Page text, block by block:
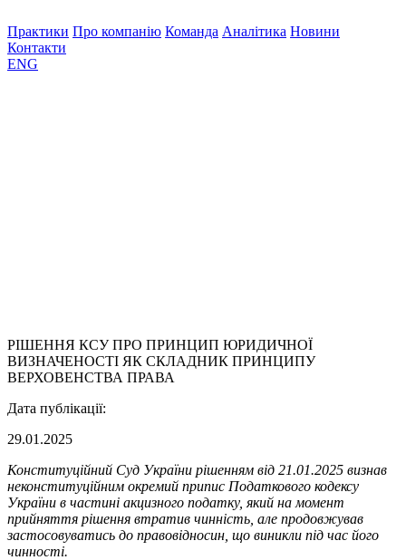
Практики Про компанію Команда Аналітика Новини
Контакти
ENG
РІШЕННЯ КСУ ПРО ПРИНЦИП ЮРИДИЧНОЇ
ВИЗНАЧЕНОСТІ ЯК СКЛАДНИК ПРИНЦИПУ
ВЕРХОВЕНСТВА ПРАВА
Дата публікації:
29.01.2025
Конституційний Суд України рішенням від 21.01.2025 визнав
неконституційним окремий припис Податкового кодексу
України в частині акцизного податку, який на момент
прийняття рішення втратив чинність, але продовжував
застосовуватись до правовідносин, що виникли під час його
чинності.